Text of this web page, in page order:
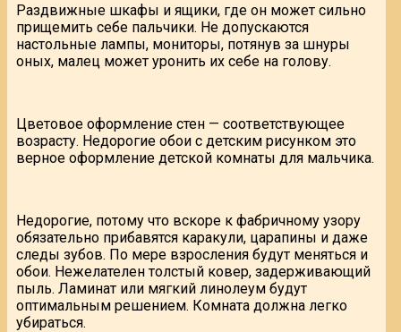
Раздвижные шкафы и ящики, где он может сильно
прищемить себе пальчики. Не допускаются
настольные лампы, мониторы, потянув за шнуры
оных, малец может уронить их себе на голову.
Цветовое оформление стен — соответствующее
возрасту. Недорогие обои с детским рисунком это
верное оформление детской комнаты для мальчика.
Недорогие, потому что вскоре к фабричному узору
обязательно прибавятся каракули, царапины и даже
следы зубов. По мере взросления будут меняться и
обои. Нежелателен толстый ковер, задерживающий
пыль. Ламинат или мягкий линолеум будут
оптимальным решением. Комната должна легко
убираться.